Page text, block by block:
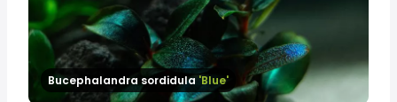
Bucephalandra sordidula 'Blue'